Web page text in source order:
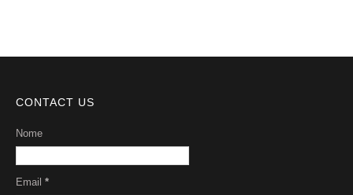
CONTACT US
Nome
Email *